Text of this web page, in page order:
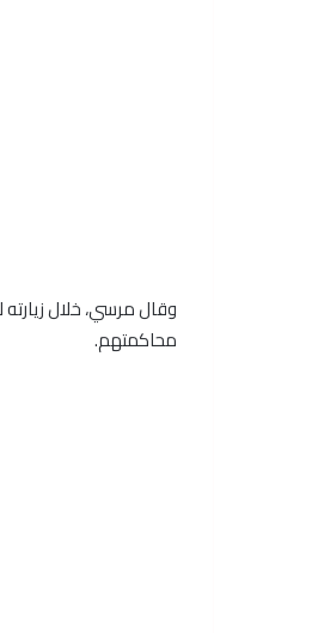
وقال مرسي، خلال
محاكمتهم.